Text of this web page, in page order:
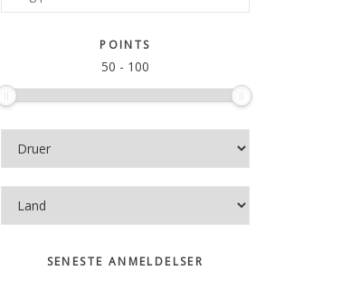
Sidebar
på
POINTS
50 - 100
SENESTE ANMELDELSER